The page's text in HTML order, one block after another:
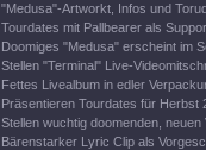
"Medusa"-Artworkt, Infos und
Tourdates mit Pallbearer als
Doomiges "Medusa" erscheint im
Stellen "Terminal" Live-
Fettes Livealbum in edler
Präsentieren Tourdates für Herbst
Stellen wuchtig doomenden, neuen
Bärenstarker Lyric Clip als